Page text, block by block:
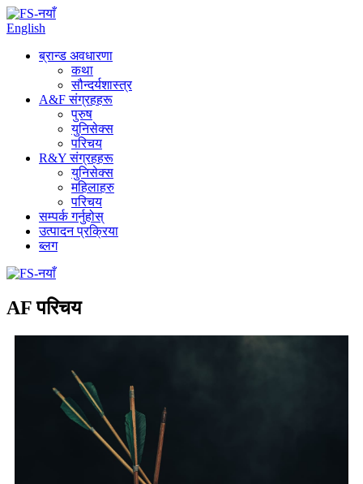
English
ब्रान्ड अवधारणा
कथा
सौन्दर्यशास्त्र
A&F संग्रहहरू
पुरुष
युनिसेक्स
परिचय
R&Y संग्रहहरू
युनिसेक्स
महिलाहरु
परिचय
सम्पर्क गर्नुहोस्
उत्पादन प्रक्रिया
ब्लग
AF परिचय